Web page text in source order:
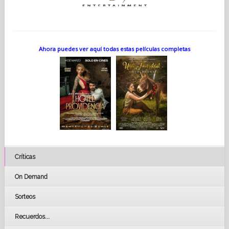
joven imitador muy talentoso, Pierre Chozène no imagina las
reglas del juego y, sin
querer, le permitirá escapar de una vida
que ya no desea y que lo asfixia. Al mismo tiempo,
Chozène, al confiarse, transmitirá a Baptiste la idea de
que hay que vivir la vida ahora y plenamente,sin hipotecarla
en busca de un éxito incierto y efímero. Esta es la línea
narrativa que exploramos junto con mi co-guionista Claire
También me gustó mucho la relación entre Baptiste y Elsa,
artista pintora e hija del escritor. El hecho
de que ella le
proponga posar para él y que el cuadro en el que se inspira
represente a una mujercuestiona la historia de la pintura.
bellasartes y menos aún a la posibilidad de pintar a partir de
modelos masculinos. También plantea
género. Baptiste propone como título del cuadro «Masculino
femenino». Y, más
de un guion original?...
Ahora puedes ver aquí todas estas películas completas
Críticas
On Demand
Sorteos
Recuerdos...